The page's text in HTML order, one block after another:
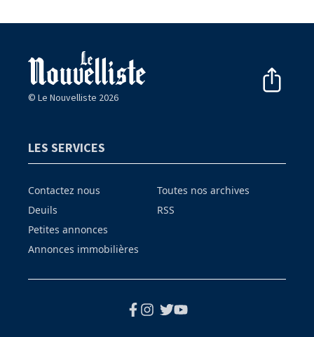
© Le Nouvelliste 2026
LES SERVICES
Contactez nous
Deuils
Petites annonces
Annonces immobilières
Toutes nos archives
RSS